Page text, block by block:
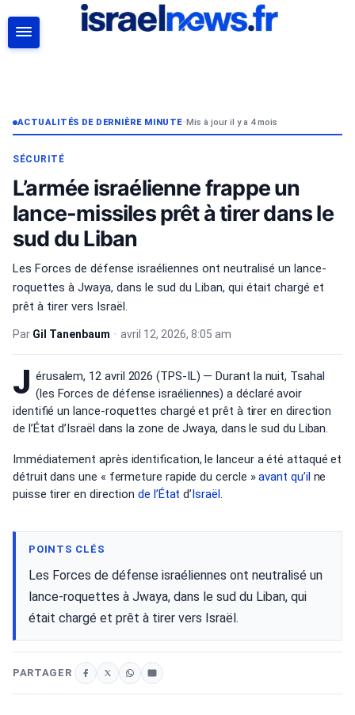
ACTUALITÉS DE DERNIÈRE MINUTE•Mis à jour il y a 4 mois
SÉCURITÉ
L’armée israélienne frappe un
lance-missiles prêt à tirer dans le
sud du Liban
Les Forces de défense israéliennes ont neutralisé un lance-
roquettes à Jwaya, dans le sud du Liban, qui était chargé et
prêt à tirer vers Israël.
Par Gil Tanenbaum • avril 12, 2026, 8:05 am
J érusalem, 12 avril 2026 (TPS-IL) — Durant la nuit, Tsahal
(les Forces de défense israéliennes) a déclaré avoir
identifié un lance-roquettes chargé et prêt à tirer en direction
de l’État d’Israël dans la zone de Jwaya, dans le sud du Liban.
Immédiatement après identification, le lanceur a été attaqué et
détruit dans une « fermeture rapide du cercle »avant qu’ilne
puisse tirer en directionde l’État d’Israël.
POINTS CLÉS
Les Forces de défense israéliennes ont neutralisé un
lance-roquettes à Jwaya, dans le sud du Liban, qui
était chargé et prêt à tirer vers Israël.
PARTAGER